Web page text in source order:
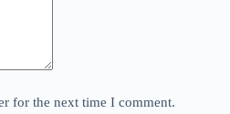
for the next time I comment.